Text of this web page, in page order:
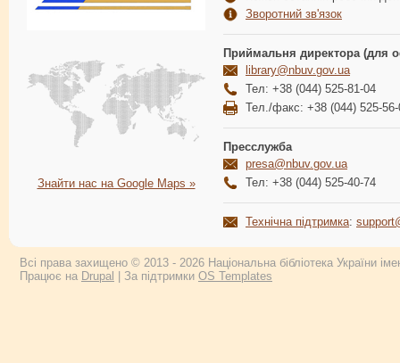
Знайти нас на Google Maps »
Зворотний зв'язок
Приймальня директора (для
library@nbuv.gov.ua
Тел: +38 (044) 525-81-04
Тел./факс: +38 (044) 525-56-
Пресслужба
presa@nbuv.gov.ua
Тел: +38 (044) 525-40-74
Технічна підтримка:
Всі права захищено © 2013 - 2026 Національна бібліотека України
Працює на Drupal | За підтримки OS Templates